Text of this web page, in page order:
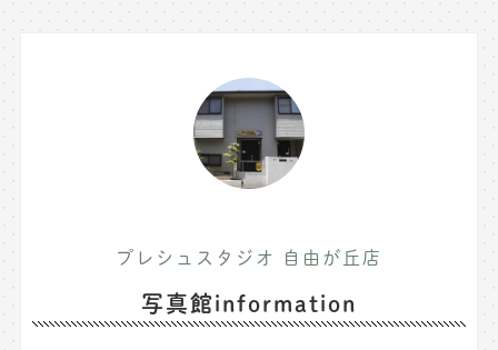
プレシュスタジオ 自由が丘店
写真館information